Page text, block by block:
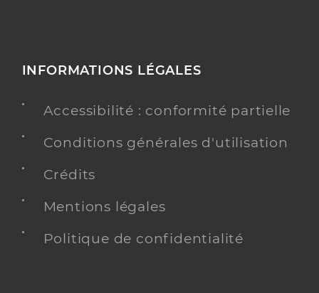
INFORMATIONS LÉGALES
Accessibilité : conformité partielle
Conditions générales d'utilisation
Crédits
Mentions légales
Politique de confidentialité